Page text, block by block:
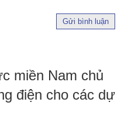
Gửi bình luận
miền Nam chủ
điện cho các dự